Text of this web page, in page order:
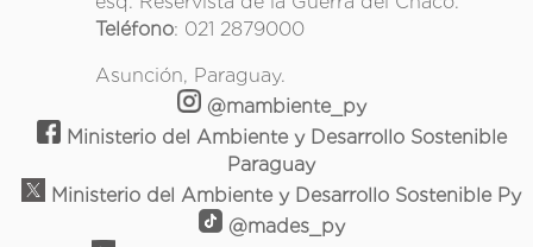
Teléfono: 021 2879000
Asunción, Paraguay.
@mambiente_py
Ministerio del Ambiente y Desarrollo Sostenible
Paraguay
Ministerio del Ambiente y Desarrollo Sostenible Py
@mades_py